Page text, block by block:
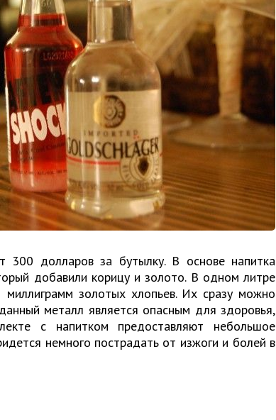
300 долларов за бутылку. В основе напитка
добавили корицу и золото. В одном литре
золотых хлопьев. Их сразу можно
металл является опасным для здоровья,
с напитком предоставляют небольшое
немного пострадать от изжоги и болей в